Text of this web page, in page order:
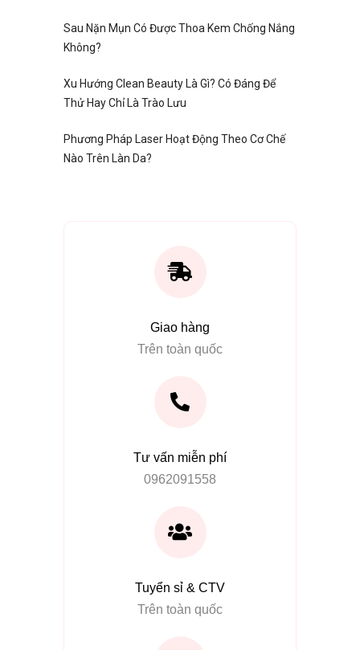
Sau Nặn Mụn Có Được Thoa Kem Chống Nắng
Không?
Xu Hướng Clean Beauty Là Gì? Có Đáng Để
Thử Hay Chỉ Là Trào Lưu
Phương Pháp Laser Hoạt Động Theo Cơ Chế
Nào Trên Làn Da?
Giao hàng
Trên toàn quốc
Tư vấn miễn phí
0962091558
Tuyển sỉ & CTV
Trên toàn quốc